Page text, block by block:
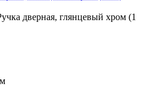
дверная, глянцевый хром (1